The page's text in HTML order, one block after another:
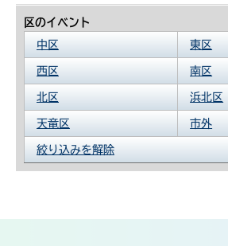
区のイベント
中区
東区
西区 南区
北区 浜北区
天竜区 市外
絞り込みを解除